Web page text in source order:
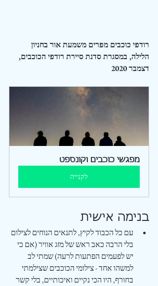
רודפי כוכבים מפרים משמעת אור בחניון
הלילה, במסגרת סדנת סיירת רודפי הכוכבים,
דצמבר 2020
מפגשי כוכבים וקונספט
לקנייה
בנימה אישית
עם כל הכבוד לקיץ, לתנאים הנוחים לצילום
בלי הרבה כאב ראש של מזג אוויר (אם כי
יש לפעמים הפתעות לרעה) שמתי לב
למשהו אחד - צילומי הכוכבים שצילמתי
בחורף, היו הכי נקיים ואיכותיים, בלי קשר